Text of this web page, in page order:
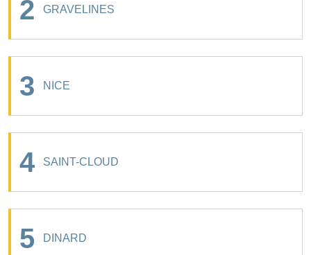
2 GRAVELINES
3 NICE
4 SAINT-CLOUD
5 DINARD